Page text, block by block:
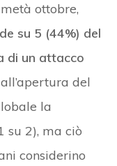
ottobre,
su 5 (44%) del
di un attacco
del
la
su 2), ma ciò
considerino